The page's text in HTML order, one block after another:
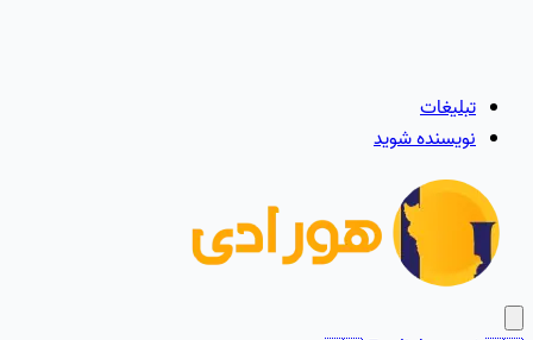
تبلیغات
نویسنده شوید